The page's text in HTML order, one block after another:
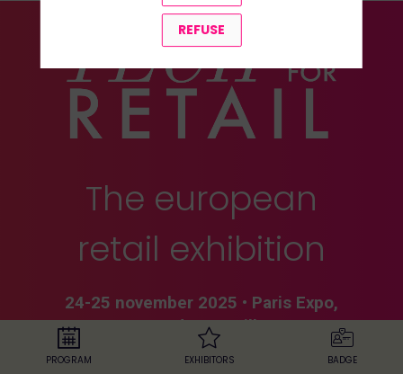
The european
retail exhibition
24-25 november 2025 • Paris Expo,
Porte de Versailles
PROGRAM EXHIBITORS BADGE
REFUSE